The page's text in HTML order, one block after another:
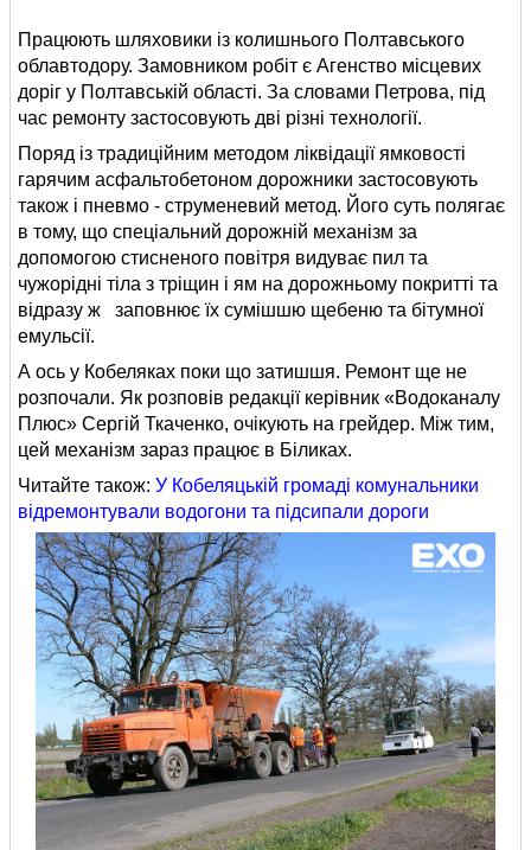
Працюють шляховики із колишнього Полтавського
облавтодору. Замовником робіт є Агенство місцевих
доріг у Полтавській області. За словами Петрова, під
час ремонту застосовують дві різні технології.
Поряд із традиційним методом ліквідації ямковості
гарячим асфальтобетоном дорожники застосовують
також і пневмо - струменевий метод. Його суть полягає
в тому, що спеціальний дорожній механізм за
допомогою стисненого повітря видуває пил та
чужорідні тіла з тріщин і ям на дорожньому покритті та
відразу ж заповнює їх сумішшю щебеню та бітумної
емульсії.
А ось у Кобеляках поки що затишшя. Ремонт ще не
розпочали. Як розповів редакції керівник «Водоканалу
Плюс» Сергій Ткаченко, очікують на грейдер. Між тим,
цей механізм зараз працює в Біликах.
Читайте також: У Кобеляцькій громаді комунальники
відремонтували водогони та підсипали дороги